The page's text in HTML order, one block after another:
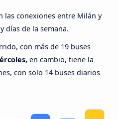
las conexiones entre Milán y
días de la semana.
con más de 19 buses
en cambio, tiene la
con solo 14 buses diarios